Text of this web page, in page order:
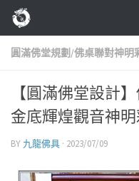
Skip to content
圓滿佛堂規劃/佛桌聯對神明
【圓滿佛堂設計
金底輝煌觀音神
BY 九龍佛具 · 2023/07/09